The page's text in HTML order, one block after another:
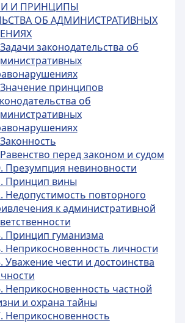
И ПРИНЦИПЫ
ОБ АДМИНИСТРАТИВНЫХ
законодательства об
принципов
об
перед законом и судом
Презумпция невиновности
Принцип вины
Недопустимость повторного
к административной
Принцип гуманизма
Неприкосновенность личности
Уважение чести и достоинства
Неприкосновенность частной
и охрана тайны
Неприкосновенность